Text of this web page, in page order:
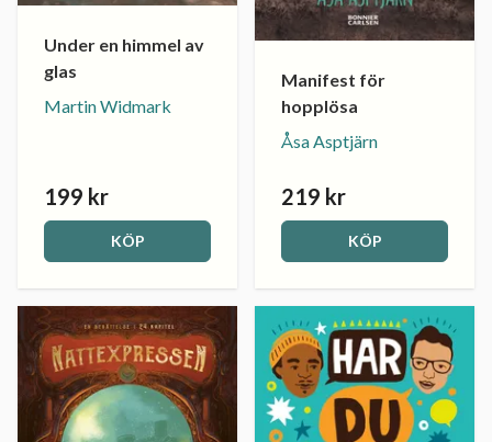
Under en himmel av
glas
Martin Widmark
199 kr
KÖP
Manifest för
hopplösa
Åsa Asptjärn
219 kr
KÖP